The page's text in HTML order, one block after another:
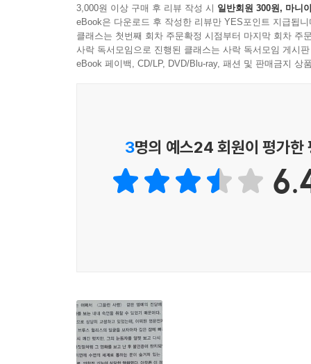
그러다 바이오리듬이 몹시 좋지 못한 어느 날, 개
글로.
“내 자신과 B급 취향 독자들을 위해 매주 한 편씩
비록 이 책이 그의 허풍형 선언증의 산물이긴
가벼워질 만하면 심심찮게 등장하는 쓸쓸한 정서
덧붙여,
스웨덴 왕립과학아카데미에 고함.
현재 세계문학의 흐름은 지나친 엄숙주의에 빠져
3,000원 이상 구매 후 리뷰 작성 시 일반회원 300원, 마니
eBook은 다운로드 후 작성한 리뷰만 YES포인트 지급됩니
클래스는 첫번째 회차 주문확정 시점부터 마지막 회차 주
사락 독서모임으로 진행된 클래스는 사락 독서모임 게시
eBook 페이백, CD/LP, DVD/Blu-ray, 패션 및 판매금지 상
3명의 예스24 회원이 평가한